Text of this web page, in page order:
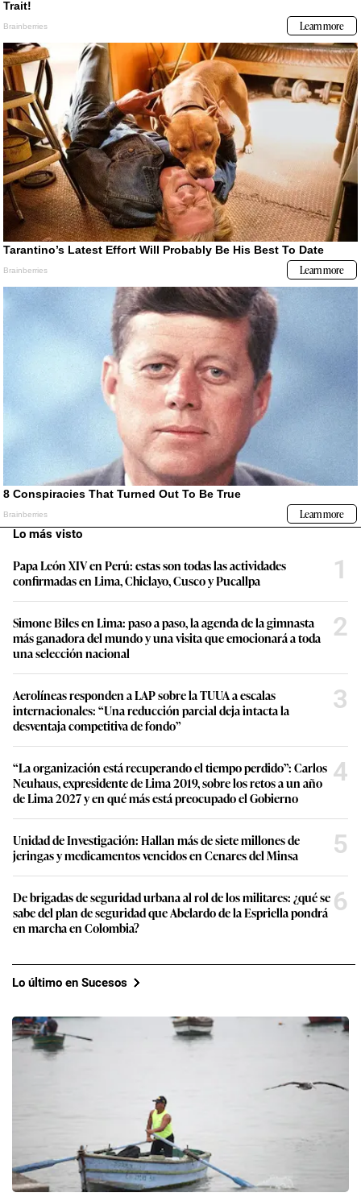
Lo más visto
Papa León XIV en Perú: estas son todas las actividades
confirmadas en Lima, Chiclayo, Cusco y Pucallpa
1
Simone Biles en Lima: paso a paso, la agenda de la gimnasta
más ganadora del mundo y una visita que emocionará a toda
una selección nacional
2
Aerolíneas responden a LAP sobre la TUUA a escalas
internacionales: “Una reducción parcial deja intacta la
desventaja competitiva de fondo”
3
“La organización está recuperando el tiempo perdido”: Carlos
Neuhaus, expresidente de Lima 2019, sobre los retos a un año
de Lima 2027 y en qué más está preocupado el Gobierno
4
Unidad de Investigación: Hallan más de siete millones de
jeringas y medicamentos vencidos en Cenares del Minsa
5
De brigadas de seguridad urbana al rol de los militares: ¿qué se
sabe del plan de seguridad que Abelardo de la Espriella pondrá
en marcha en Colombia?
6
Lo último en Sucesos